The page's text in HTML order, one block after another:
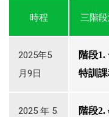
時程 三階
2025年5
月9日
階段1.
特訓
2025 年 5
階段2.